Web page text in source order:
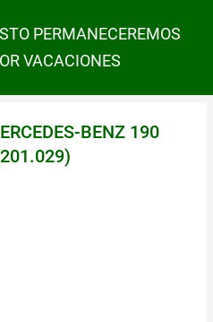
PERMANECEREMOS
VACACIONES
BENZ 190